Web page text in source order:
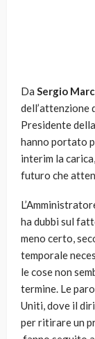
Da Sergio
dell’attenzione
Presidente
hanno portato
interim la
futuro che
ha dubbi sul
meno certo,
temporale
le cose non
termine. Le
Uniti, dove il
per ritirare un